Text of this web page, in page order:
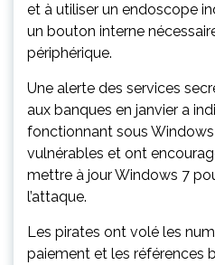
et à utiliser un endoscope
un bouton interne
périphérique.
Une alerte des services
aux banques en janvier a
fonctionnant sous
vulnérables et ont
mettre à jour Windows 7
l’attaque.
Les pirates ont volé les
paiement et les références